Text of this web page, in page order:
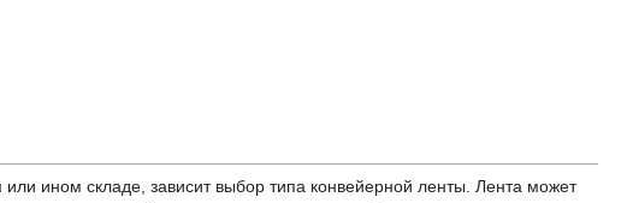
ином складе, зависит выбор типа конвейерной ленты. Лента может